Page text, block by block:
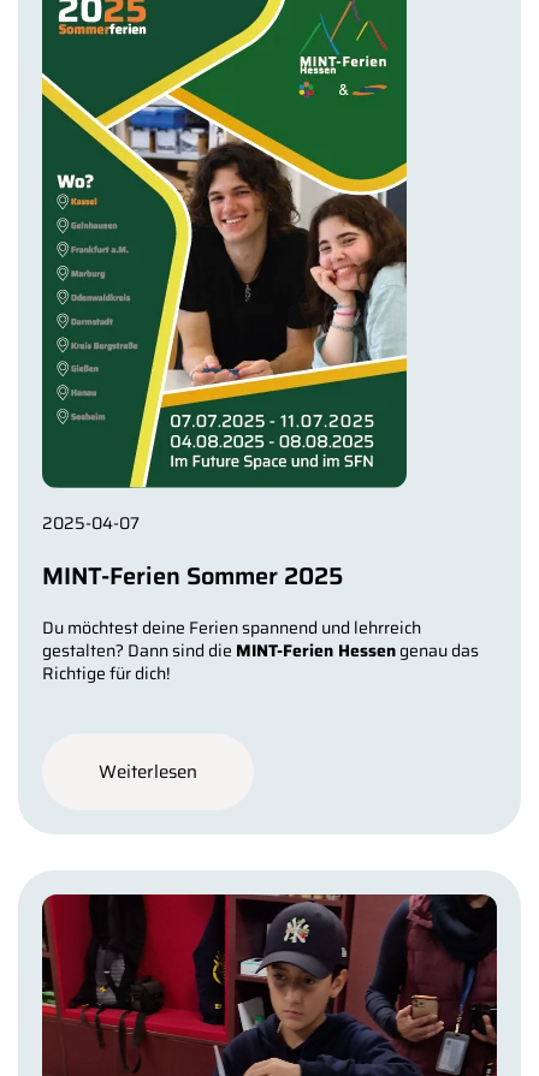
2025-04-07
MINT-Ferien Sommer 2025
Du möchtest deine Ferien spannend und lehrreich
gestalten? Dann sind die MINT-Ferien Hessengenau das
Richtige für dich!​
Weiterlesen